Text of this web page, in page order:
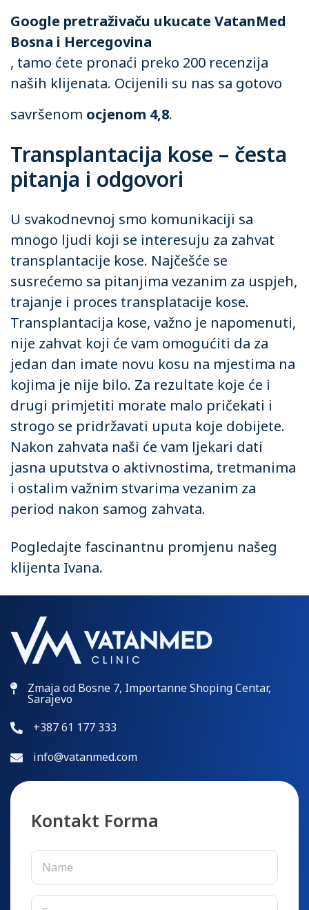
Google pretraživaču ukucate VatanMed
Bosna i Hercegovina
, tamo ćete pronaći preko 200 recenzija
naših klijenata. Ocijenili su nas sa gotovo
savršenom ocjenom 4,8.
Transplantacija kose – česta
pitanja i odgovori
U svakodnevnoj smo komunikaciji sa
mnogo ljudi koji se interesuju za zahvat
transplantacije kose. Najčešće se
susrećemo sa pitanjima vezanim za uspjeh,
trajanje i proces transplatacije kose.
Transplantacija kose, važno je napomenuti,
nije zahvat koji će vam omogućiti da za
jedan dan imate novu kosu na mjestima na
kojima je nije bilo. Za rezultate koje će i
drugi primjetiti morate malo pričekati i
strogo se pridržavati uputa koje dobijete.
Nakon zahvata naši će vam ljekari dati
jasna uputstva o aktivnostima, tretmanima
i ostalim važnim stvarima vezanim za
period nakon samog zahvata.
Pogledajte fascinantnu promjenu našeg
klijenta Ivana.
Zmaja od Bosne 7, Importanne Shoping Centar,
Sarajevo
+387 61 177 333
info@vatanmed.com
Kontakt Forma